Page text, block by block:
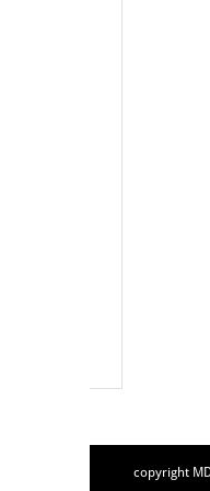
copyright